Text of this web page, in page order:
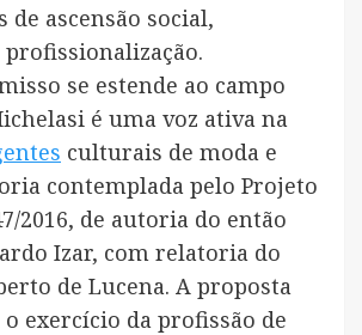
ascensão social,
se estende ao campo
é uma voz ativa na
culturais de moda e
contemplada pelo Projeto
2016, de autoria do então
Izar, com relatoria do
de Lucena. A proposta
exercício da profissão de